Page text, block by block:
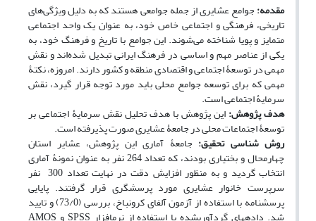
مقدمه:جوامع عشایری از جمله جوامعی هستند که به دلیل ویژگی‌های
تاریخی، فرهنگی و اجتماعی خاص خود، به عنوان یک واحد اجتماعی
متمایز و پویا شناخته می‌شوند. این جوامع با تاریخ و فرهنگ خود، به
یکی از عناصر مهم و اساسی در فرهنگ ایرانی تبدیل شده‌اند و نقش
مهمی در توسعۀ اجتماعی و اقتصادی منطقه و کشور دارند. امروزه، نکتۀ
مهمی که برای توسعه جوامع محلی باید مورد توجه قرار گیرد، نقش
سرمایۀ اجتماعی است.
هدف پژوهش:این پژوهش با هدف تحلیل نقش سرمایۀ اجتماعی بر
توسعۀ اجتماعات محلی در جامعۀ عشایری صورت پذیرفته است.
روش ­شناسی تحقیق: جامعۀ آماری این پژوهش، عشایر استان
چهارمحال‌ و بختیاری بودند، که تعداد 264 نفر به عنوان نمونۀ آماری
انتخاب گردید و به منظور افزایش دقت در نهایت تعداد 300 نفر
سرپرست خانوار عشایری مورد پرسشگری قرار گرفتند. پایایی
پرسشنامه با استفاده از آزمون آلفای کرونباخ، بررسی (73/0) و تایید